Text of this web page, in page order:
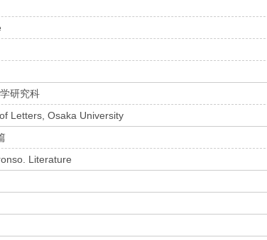
研究科
Letters, Osaka University
Literature